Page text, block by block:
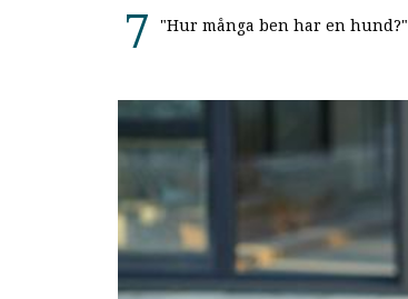
"Hur många ben har en hund?"